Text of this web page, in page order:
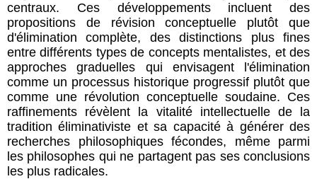
centraux. Ces développements incluent des
propositions de révision conceptuelle plutôt que
d'élimination complète, des distinctions plus fines
entre différents types de concepts mentalistes, et des
approches graduelles qui envisagent l'élimination
comme un processus historique progressif plutôt que
comme une révolution conceptuelle soudaine. Ces
raffinements révèlent la vitalité intellectuelle de la
tradition éliminativiste et sa capacité à générer des
recherches philosophiques fécondes, même parmi
les philosophes qui ne partagent pas ses conclusions
les plus radicales.